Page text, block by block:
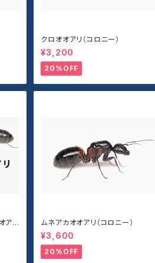
クロオオアリ（コロニー）
¥3,200
20%OFF
アリ
ムネアカオオアリ（コロニー）
¥3,600
20%OFF